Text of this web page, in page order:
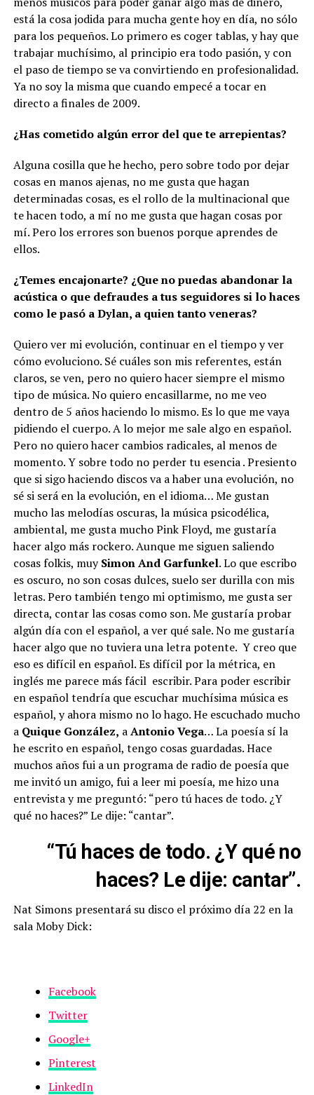
está la cosa jodida para mucha gente hoy en día, no sólo
para los pequeños. Lo primero es coger tablas, y hay que
trabajar muchísimo, al principio era todo pasión, y con
el paso de tiempo se va convirtiendo en profesionalidad.
Ya no soy la misma que cuando empecé a tocar en
directo a finales de 2009.
¿Has cometido algún error del que te arrepientas?
Alguna cosilla que he hecho, pero sobre todo por dejar
cosas en manos ajenas, no me gusta que hagan
determinadas cosas, es el rollo de la multinacional que
te hacen todo, a mí no me gusta que hagan cosas por
mí. Pero los errores son buenos porque aprendes de
ellos.
¿Temes encajonarte? ¿Que no puedas abandonar la
acústica o que defraudes a tus seguidores si lo haces
como le pasó a Dylan, a quien tanto veneras?
Quiero ver mi evolución, continuar en el tiempo y ver
cómo evoluciono. Sé cuáles son mis referentes, están
claros, se ven, pero no quiero hacer siempre el mismo
tipo de música. No quiero encasillarme, no me veo
dentro de 5 años haciendo lo mismo. Es lo que me vaya
pidiendo el cuerpo. A lo mejor me sale algo en español.
Pero no quiero hacer cambios radicales, al menos de
momento. Y sobre todo no perder tu esencia . Presiento
que si sigo haciendo discos va a haber una evolución, no
sé si será en la evolución, en el idioma… Me gustan
mucho las melodías oscuras, la música psicodélica,
ambiental, me gusta mucho Pink Floyd, me gustaría
hacer algo más rockero. Aunque me siguen saliendo
cosas folkis, muySimon And Garfunkel. Lo que escribo
es oscuro, no son cosas dulces, suelo ser durilla con mis
letras. Pero también tengo mi optimismo, me gusta ser
directa, contar las cosas como son. Me gustaría probar
algún día con el español, a ver qué sale. No me gustaría
hacer algo que no tuviera una letra potente. Y creo que
eso es difícil en español. Es difícil por la métrica, en
inglés me parece más fácil escribir. Para poder escribir
en español tendría que escuchar muchísima música es
español, y ahora mismo no lo hago. He escuchado mucho
a Quique González, aAntonio Vega… La poesía sí la
he escrito en español, tengo cosas guardadas. Hace
muchos años fui a un programa de radio de poesía que
me invitó un amigo, fui a leer mi poesía, me hizo una
entrevista y me preguntó: “pero tú haces de todo. ¿Y
qué no haces?” Le dije: “cantar”.
“Tú haces de todo. ¿Y qué no
haces? Le dije: cantar”.
Nat Simons presentará su disco el próximo día 22 en la
sala Moby Dick:
Facebook
Twitter
Google+
Pinterest
LinkedIn